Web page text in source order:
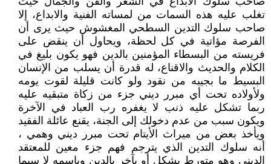
تغلب عليه هذه السمات من لمساته الفنية والابداع، إلا
صاحب سلوك التدين السطحي المغشوش حيث يرى أن
الفرصة مؤاتية في كل لحظة، ويحاول أن ينقض على
فريسته من البسطاء المؤمنين بالدين فهو يكون بليغ في
الكلام والحديث والاقناع، له قدرة أن يسلب من الإنسان
البسيط ما بجيبه من نقود ولو كانت قليلة لقوت يومه
ولأولاده تحت أي مبرر ديني جزء من زكاة متبقيه عليه
ربما تشكل عليه ذنب لا يغفره رب العباد في الآخرة
ويكون سبب من عدم دخولك إلى الجنة، يقنع عائلة الفقيد
ويأخذ بعض من ميراث الأيتام تحت مبرر ديني وهمي ،
أنه سلوك التدين الذي يترجم فهم جزء معين للمعتقد
الديني وهو متورط بشكل أو بآخر بالدين وبإسمه لا سيما